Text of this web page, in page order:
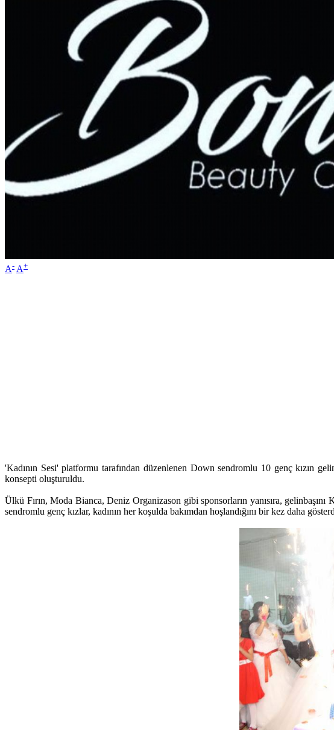
A- A+
'Kadının Sesi' platformu tarafından düzenlenen Down sendromlu 10 genç kızın
konsepti oluşturuldu.
Ülkü Fırın, Moda Bianca, Deniz Organizason gibi sponsorların yanısıra,
sendromlu genç kızlar, kadının her koşulda bakımdan hoşlandığını bir kez daha